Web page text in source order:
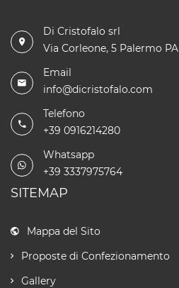
Di Cristofalo srl
Via Corleone, 5 Palermo PA
Email
info@dicristofalo.com
Telefono
+39 0916214280
Whatsapp
+39 3337975764
SITEMAP
Mappa del Sito
Proposte di Confezionamento
Gallery